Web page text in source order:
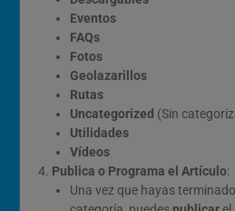
Eventos
FAQs
Fotos
Geolazarillos
Rutas
Uncategorized (Sin
Utilidades
Vídeos
Publica o Programa el Artículo:
Una vez que hayas